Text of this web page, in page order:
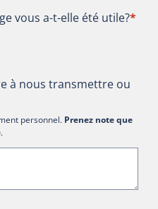
vous a-t-elle été utile?
vous a-t-elle été utile?*
à nous transmettre ou
personnel. Prenez note que
.